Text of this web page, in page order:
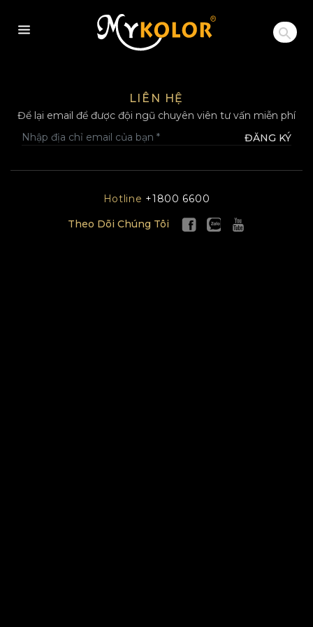
MYKOLOR
LIÊN HỆ
Để lại email để được đội ngũ chuyên viên tư vấn miễn phí
ĐĂNG KÝ
Hotline +1800 6600
Theo Dõi Chúng Tôi